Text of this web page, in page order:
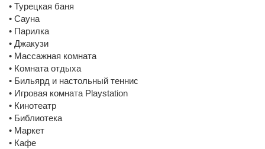
• Турецкая баня
• Сауна
• Парилка
• Джакузи
• Массажная комната
• Комната отдыха
• Бильярд и настольный теннис
• Игровая комната Playstation
• Кинотеатр
• Библиотека
• Маркет
• Кафе